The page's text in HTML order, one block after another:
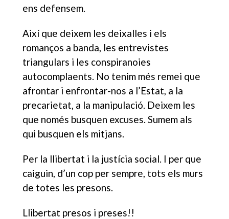
ens defensem.
Així que deixem les deixalles i els
romanços a banda, les entrevistes
triangulars i les conspiranoies
autocomplaents. No tenim més remei que
afrontar i enfrontar-nos a l’Estat, a la
precarietat, a la manipulació. Deixem les
que només busquen excuses. Sumem als
qui busquen els mitjans.
Per la llibertat i la justícia social. I per que
caiguin, d’un cop per sempre, tots els murs
de totes les presons.
Llibertat presos i preses!!